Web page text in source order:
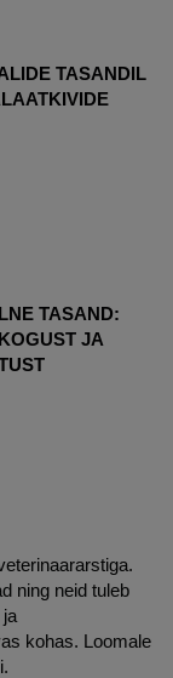
TASANDIL
TASAND:
JA
ning neid tuleb
kohas. Loomale